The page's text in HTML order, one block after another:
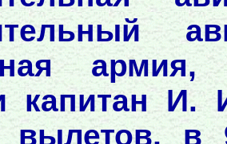
капитан
вылетов, в